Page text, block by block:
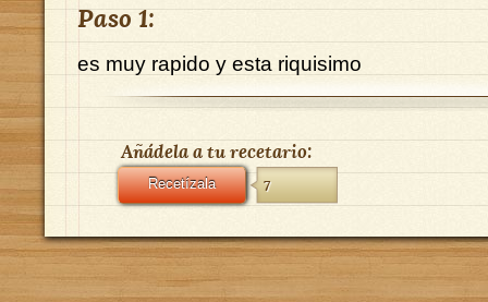
Paso 1:
es muy rapido y esta riquisimo
Añádela a tu recetario:
Recetízala 7